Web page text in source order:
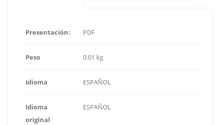
Presentación: PDF
Peso 0.01 kg
Idioma ESPAÑOL
Idioma
original
ESPAÑOL